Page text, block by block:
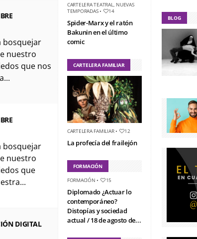
bosquejar
nuestro
que nos
bosquejar
nuestro
que
DIGITAL
CARTELERA TEATRAL, NUEVAS
TEMPORADAS• 14
Spider-Marx y el ratón
Bakunin en el último
comic
CARTELERA FAMILIAR
CARTELERA FAMILIAR• 12
La profecía del frailejón
FORMACIÓN
FORMACIÓN • 15
Diplomado ¿Actuar lo
contemporáneo?
Distopías y sociedad
actual / 18 de agosto de...
BLOG